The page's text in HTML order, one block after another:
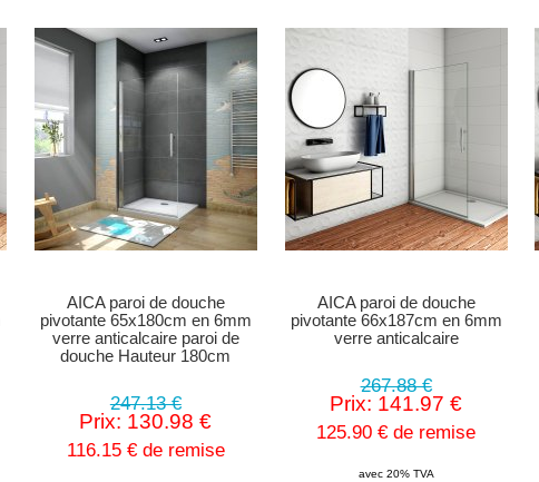
AICA paroi de douche
pivotante 65x180cm en 6mm
verre anticalcaire paroi de
douche Hauteur 180cm
247.13 €
Prix: 130.98 €
116.15 € de remise
AICA paroi de douche
pivotante 66x187cm en 6mm
verre anticalcaire
267.88 €
Prix: 141.97 €
125.90 € de remise
avec 20% TVA